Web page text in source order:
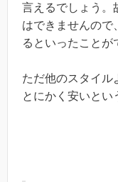
言えるでしょう。
はできませんので
るといったことが
ただ他のスタイル
とにかく安いとい